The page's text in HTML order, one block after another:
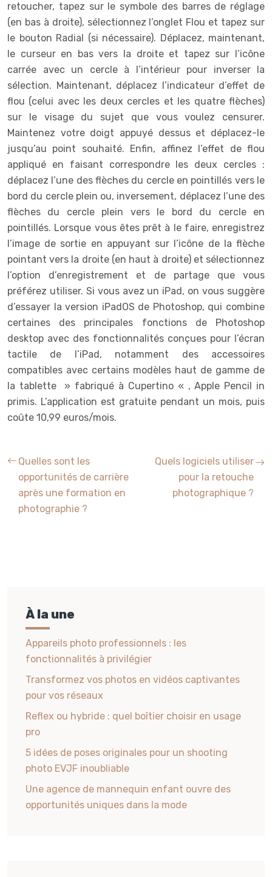
retoucher, tapez sur le symbole des barres de réglage
(en bas à droite), sélectionnez l’onglet Flou et tapez sur
le bouton Radial (si nécessaire). Déplacez, maintenant,
le curseur en bas vers la droite et tapez sur l’icône
carrée avec un cercle à l’intérieur pour inverser la
sélection. Maintenant, déplacez l’indicateur d’effet de
flou (celui avec les deux cercles et les quatre flèches)
sur le visage du sujet que vous voulez censurer.
Maintenez votre doigt appuyé dessus et déplacez-le
jusqu’au point souhaité. Enfin, affinez l’effet de flou
appliqué en faisant correspondre les deux cercles :
déplacez l’une des flèches du cercle en pointillés vers le
bord du cercle plein ou, inversement, déplacez l’une des
flèches du cercle plein vers le bord du cercle en
pointillés. Lorsque vous êtes prêt à le faire, enregistrez
l’image de sortie en appuyant sur l’icône de la flèche
pointant vers la droite (en haut à droite) et sélectionnez
l’option d’enregistrement et de partage que vous
préférez utiliser. Si vous avez un iPad, on vous suggère
d’essayer la version iPadOS de Photoshop, qui combine
certaines des principales fonctions de Photoshop
desktop avec des fonctionnalités conçues pour l’écran
tactile de l’iPad, notamment des accessoires
compatibles avec certains modèles haut de gamme de
la tablette » fabriqué à Cupertino « , Apple Pencil in
primis. L’application est gratuite pendant un mois, puis
coûte 10,99 euros/mois.
Quelles sont les
opportunités de carrière
après une formation en
photographie ?
Quels logiciels utiliser
pour la retouche
photographique ?
À la une
Appareils photo professionnels : les
fonctionnalités à privilégier
Transformez vos photos en vidéos captivantes
pour vos réseaux
Reflex ou hybride : quel boîtier choisir en usage
pro
5 idées de poses originales pour un shooting
photo EVJF inoubliable
Une agence de mannequin enfant ouvre des
opportunités uniques dans la mode